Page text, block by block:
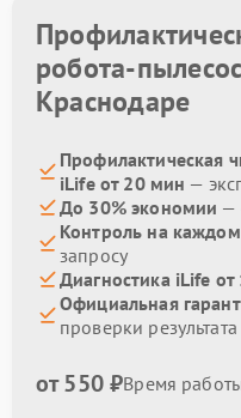
робота-
Краснодаре
Профилактическая
iLife от 20 мин —
До 30% экономии —
Контроль на каждом
запросу
Диагностика iLife
Официальная
проверки результата
от 550 ₽Время